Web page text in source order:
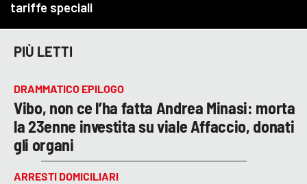
PIÙ LETTI
DRAMMATICO EPILOGO
Vibo, non ce l’ha fatta Andrea Minasi: morta
la 23enne investita su viale Affaccio, donati
gli organi
ARRESTI DOMICILIARI